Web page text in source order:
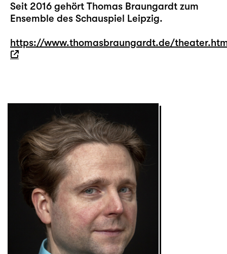
Seit 2016 gehört Thomas Braungardt zum
Ensemble des Schauspiel Leipzig.
https://www.thomasbraungardt.de/